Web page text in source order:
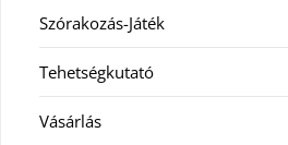
Szórakozás-Játék
Tehetségkutató
Vásárlás